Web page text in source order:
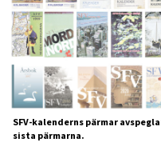
SFV-kalenderns pärmar
sista pärmarna.